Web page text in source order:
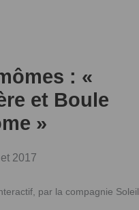
: «
et Boule
»
2017
par la compagnie Soleil